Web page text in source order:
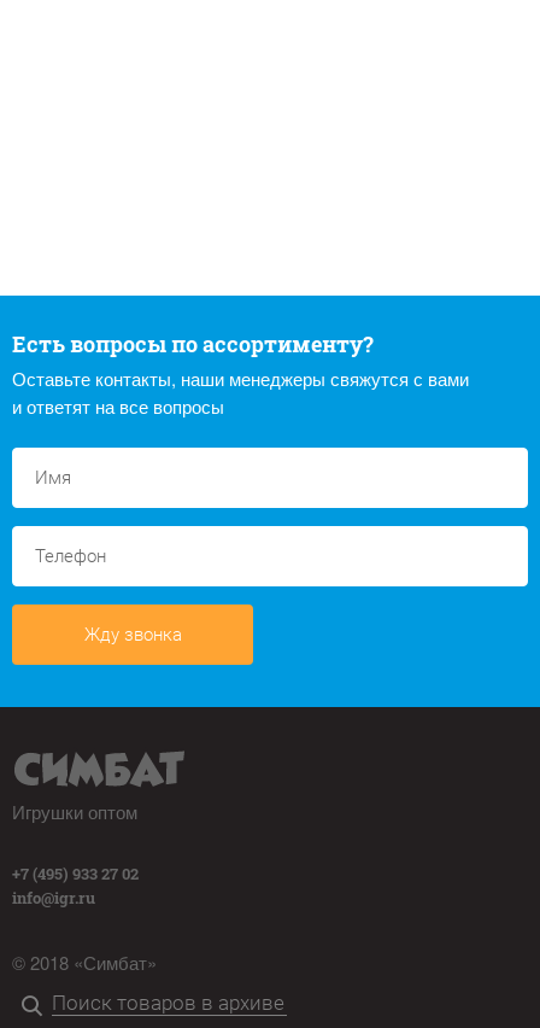
Есть вопросы по ассортименту?
Оставьте контакты, наши менеджеры свяжутся с вами
и ответят на все вопросы
Жду звонка
Игрушки оптом
+7 (495) 933 27 02
info@igr.ru
© 2018 «Симбат»